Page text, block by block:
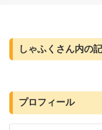
しゃふくさん内の
プロフィール